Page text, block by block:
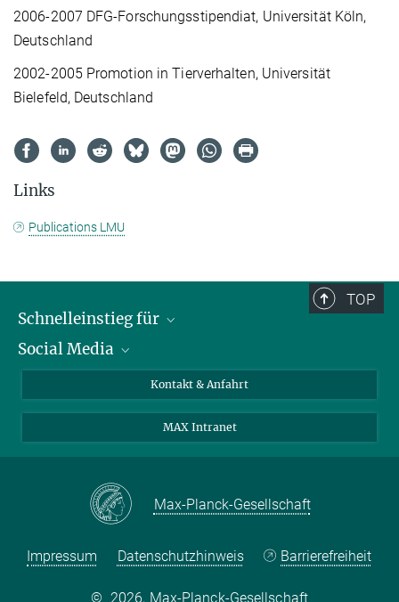
2006-2007 DFG-Forschungsstipendiat, Universität Köln,
Deutschland
2002-2005 Promotion in Tierverhalten, Universität
Bielefeld, Deutschland
Links
Publications LMU
TOP
Schnelleinstieg für
Journalist*innen
Schüler*innen und Lehrkräfte
Social Media
LinkedIn
Facebook
Kontakt & Anfahrt
MAX Intranet
Max-Planck-Gesellschaft
Impressum Datenschutzhinweis Barrierefreiheit
© 2026, Max-Planck-Gesellschaft